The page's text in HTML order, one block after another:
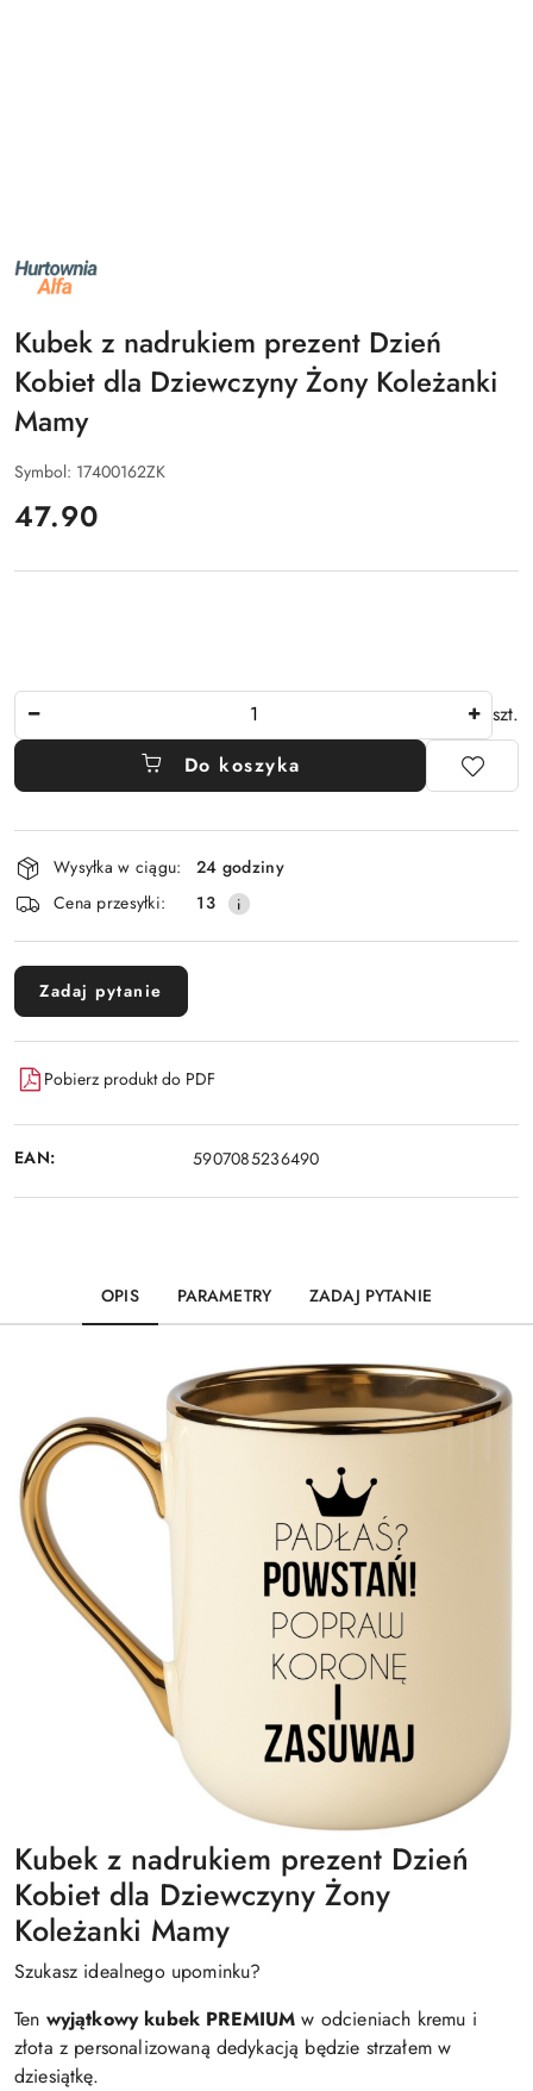
NAZWA
PRODUCENTA:
ALFA
Kubek z nadrukiem prezent Dzień
Kobiet dla Dziewczyny Żony Koleżanki
Mamy
Symbol: 17400162ZK
cena:
47.90
szt.
Do koszyka
Dostępność
i
dostawa
Wysyłka w ciągu:
24 godziny
Cena przesyłki:
13
Zadaj pytanie
Pobierz produkt do PDF
EAN: 5907085236490
OPIS PARAMETRY ZADAJ PYTANIE
Kubek z nadrukiem prezent Dzień
Kobiet dla Dziewczyny Żony
Koleżanki Mamy
Szukasz idealnego upominku?
Ten wyjątkowy kubek PREMIUM w odcieniach kremu i
złota z personalizowaną dedykacją będzie strzałem w
dziesiątkę.